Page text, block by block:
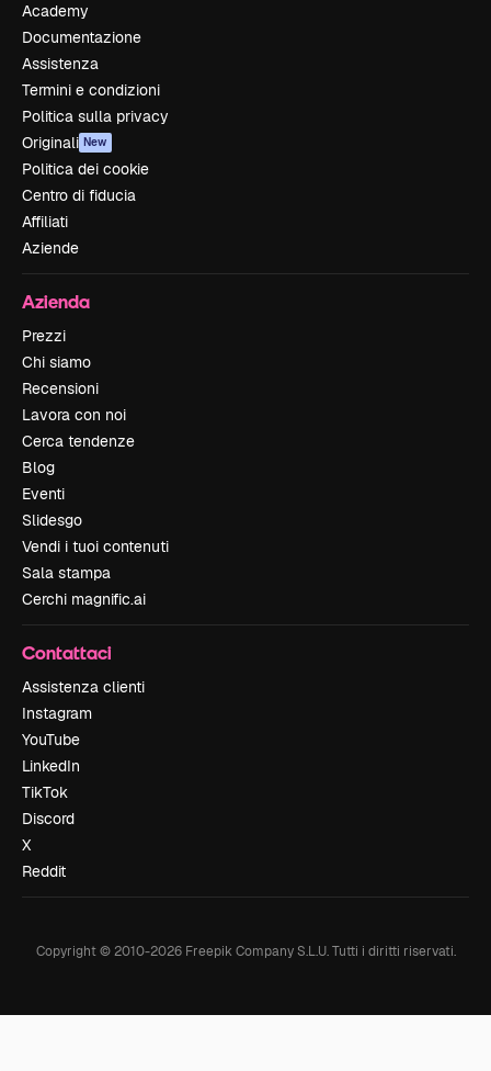
Academy
Documentazione
Assistenza
Termini e condizioni
Politica sulla privacy
Originali New
Politica dei cookie
Centro di fiducia
Affiliati
Aziende
Azienda
Prezzi
Chi siamo
Recensioni
Lavora con noi
Cerca tendenze
Blog
Eventi
Slidesgo
Vendi i tuoi contenuti
Sala stampa
Cerchi magnific.ai
Contattaci
Assistenza clienti
Instagram
YouTube
LinkedIn
TikTok
Discord
X
Reddit
Copyright © 2010-2026Freepik Company S.L.U. Tutti i diritti riservati.